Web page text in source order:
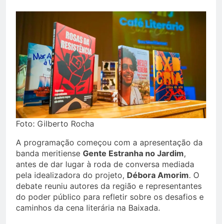
Foto: Gilberto Rocha
A programação começou com a apresentação da
banda meritiense Gente Estranha no Jardim,
antes de dar lugar à roda de conversa mediada
pela idealizadora do projeto, Débora Amorim. O
debate reuniu autores da região e representantes
do poder público para refletir sobre os desafios e
caminhos da cena literária na Baixada.